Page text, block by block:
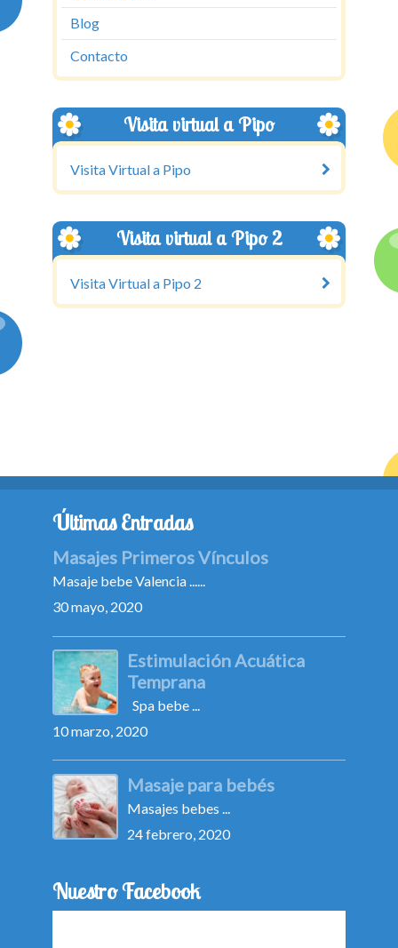
Blog
Contacto
Visita virtual a Pipo
Visita Virtual a Pipo
Visita virtual a Pipo 2
Visita Virtual a Pipo 2
Últimas Entradas
Masajes Primeros Vínculos
Masaje bebe Valencia ......
30 mayo, 2020
Estimulación Acuática
Temprana
Spa bebe ...
10 marzo, 2020
Masaje para bebés
Masajes bebes ...
24 febrero, 2020
Nuestro Facebook